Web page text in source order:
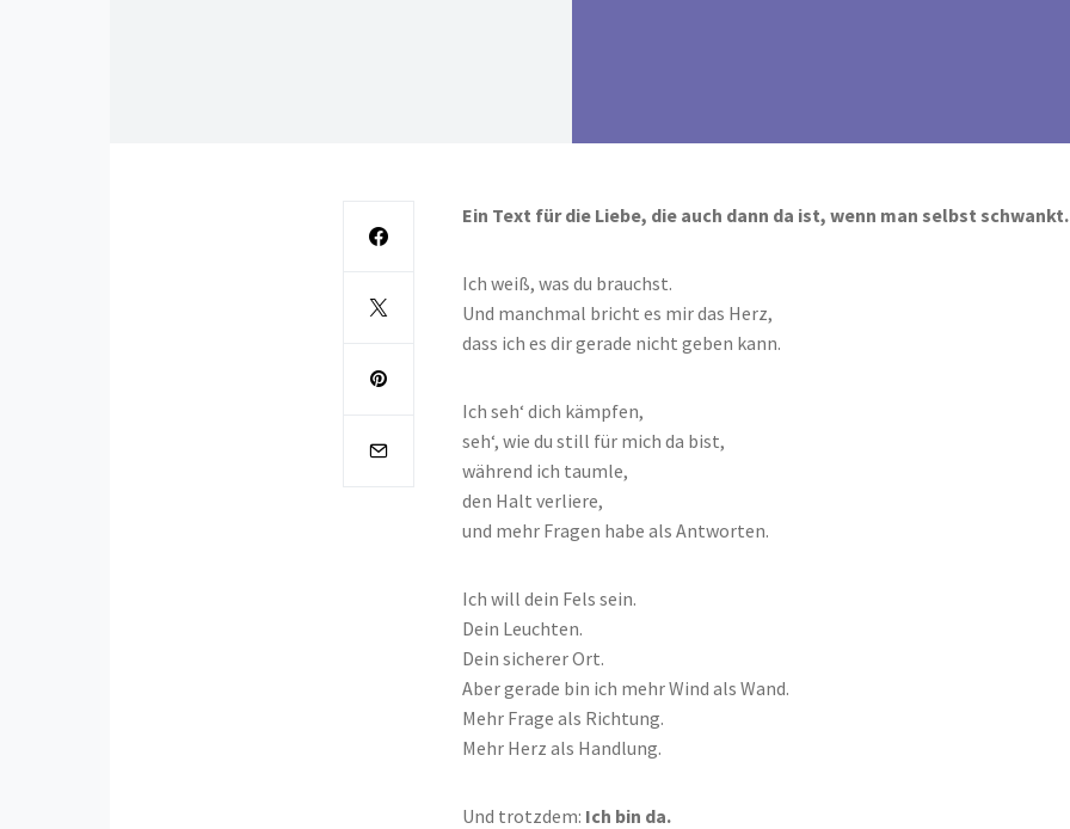
Ein Text für die Liebe, die auch dann da ist, wenn man selbst schwankt.
Ich weiß, was du brauchst.
Und manchmal bricht es mir das Herz,
dass ich es dir gerade nicht geben kann.
Ich seh‘ dich kämpfen,
seh‘, wie du still für mich da bist,
während ich taumle,
den Halt verliere,
und mehr Fragen habe als Antworten.
Ich will dein Fels sein.
Dein Leuchten.
Dein sicherer Ort.
Aber gerade bin ich mehr Wind als Wand.
Mehr Frage als Richtung.
Mehr Herz als Handlung.
Und trotzdem: Ich bin da.